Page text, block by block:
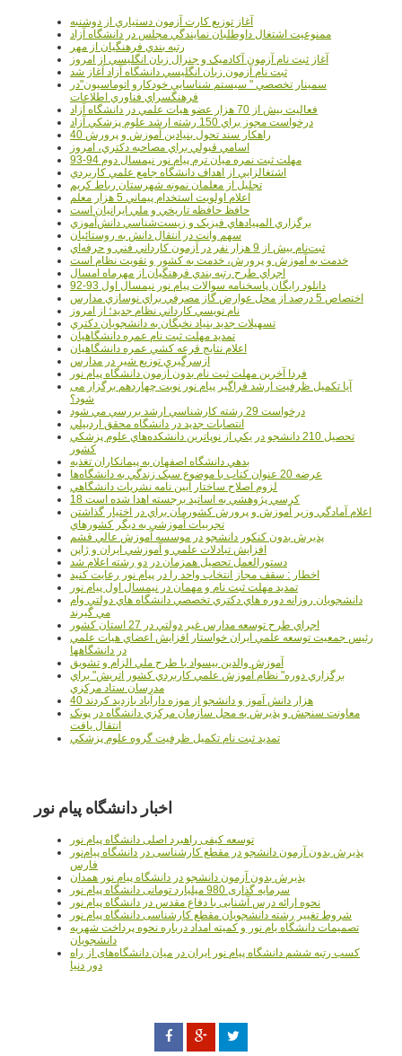
آغاز توزيع کارت آزمون دستياري از دوشنبه
ممنوعيت اشتغال داوطلبان نمايندگي مجلس در دانشگاه آزاد
رتبه بندي فرهنگيان از مهر
آغاز ثبت نام آزمون آکادميک و جنرال زبان انگليسي از امروز
ثبت نام آزمون زبان انگليسي دانشگاه آزاد آغاز شد
سمينار تخصصي " سيستم شناسايي خودکارو اتوماسيون"در
فرهنگسراي فناوري اطلاعات
فعاليت بيش از 70 هزار عضو هيات علمي در دانشگاه آزاد
درخواست مجوز براي 150 رشته ارشد علوم پزشکي آزاد
40 راهکار سند تحول بنيادين آموزش و پرورش
اسامي قبولي براي مصاحبه دکتري، امروز
مهلت ثبت نمره میان ترم پیام نور نیمسال دوم 94-93
اشتغالزايي از اهداف دانشگاه جامع علمي کاربردي
تجليل از معلمان نمونه شهرستان رباط کريم
اعلام اولويت استخدام پيماني 5 هزار معلم
حافظ حافظه تاريخي و ملي ايرانيان است
برگزاري المپيادهاي فيزيک و زيست‌شناسي دانش‌آموزي
سهم وانت در انتقال دانش به روستائيان
ثبت‌نام بيش از 9 هزار نفر در آزمون کارداني فني و حرفه‌اي
خدمت به آموزش و پرورش، خدمت به کشور و تقويت نظام است
اجراي طرح رتبه بندي فرهنگيان از مهرماه امسال
دانلود رایگان پاسخنامه سوالات پیام نور نیمسال اول 93-92
اختصاص 5 درصد از محل عوارض گاز مصرفي براي نوسازي مدارس
نام نويسي کارداني نظام جديد؛ از امروز
تسهيلات جديد بنياد نخبگان به دانشجويان دکتري
تمديد مهلت ثبت نام عمره دانشگاهيان
اعلام نتايج قرعه کشي عمره دانشگاهيان
ازسرگيري توزيع شير در مدارس
فردا آخرین مهلت ثبت نام بدون آزمون دانشگاه پیام نور
آیا تکمیل ظرفیت ارشد فراگیر پیام نور نوبت چهاردهم برگزار می
شود؟
درخواست 29 رشته کارشناسي ارشد بررسي مي شود
انتصابات جديد در دانشگاه محقق اردبيلي
تحصيل 210 دانشجو در يکي از نوپاترين دانشکده‌هاي علوم پزشکي
کشور
بدهي دانشگاه اصفهان به پيمانکاران تغذيه
عرضه 20 عنوان کتاب با موضوع سبک زندگي به دانشگاه‌ها
لزوم اصلاح ساختار آيين نامه نشريات دانشگاهي
18 کرسي پژوهشي به اساتيد برجسته اهدا شده است
اعلام آمادگي وزير آموزش و پرورش کشورمان براي در اختيار گذاشتن
تجربيات آموزشي به ديگر کشورهاي
پذيرش بدون کنکور دانشجو در موسسه آموزش عالي قشم
افزايش تبادلات علمي و آموزشي ايران و ژاپن
دستورالعمل تحصیل همزمان در دو رشته اعلام شد
اخطار : سقف مجاز انتخاب واحد را در پیام نور رعایت کنید
تمدید مهلت ثبت نام و مهمان در نیمسال اول پیام نور
دانشجويان روزانه دوره هاي دكتري تخصصي دانشگاه هاي دولتي وام
مي گيرند
اجراي طرح توسعه مدارس غير دولتي در 27 استان کشور
رئيس جمعيت توسعه علمي ايران خواستار افزايش اعضاي هيات علمي
در دانشگاهها
آموزش والدين بيسواد با طرح ملي الزام و تشويق
برگزاري دوره" نظام آموزش علمي كاربردي كشور اتريش" براي
مدرسان ستاد مرکزي
40 هزار دانش آموز و دانشجو از موزه دارآباد بازديد کردند
معاونت سنجش و پذيرش به محل سازمان مرکزي دانشگاه در پونک
انتقال يافت
تمديد ثبت نام تکميل ظرفيت گروه علوم پزشکي
اخبار دانشگاه پیام نور
توسعه کیفی راهبرد اصلی دانشگاه پیام نور
پذیرش بدون آزمون دانشجو در مقطع کارشناسی در دانشگاه پیام‌نور
فارس
پذیرش بدون آزمون دانشجو در دانشگاه پیام نور همدان
سرمایه گذاری 980 میلیارد تومانی دانشگاه پیام نور
نحوه ارائه درس آشنایی با دفاع مقدس در دانشگاه پیام نور
شروط تغییر رشته دانشجویان مقطع کارشناسی دانشگاه پیام نور
تصمیمات دانشگاه یام نور و کمیته امداد درباره نحوه پرداخت شهریه
دانشجویان
کسب رتبه ششم دانشگاه پیام نور ایران در میان دانشگاه‌های از راه
دور دنیا